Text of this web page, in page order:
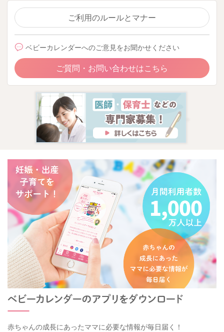
ご利用のルールとマナー
ベビーカレンダーへのご意見をお聞かせください
ご質問・お問い合わせはこちら
赤ちゃんの成長にあったママに必要な情報が毎日届く！